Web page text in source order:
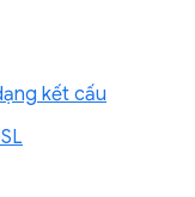
kết cấu